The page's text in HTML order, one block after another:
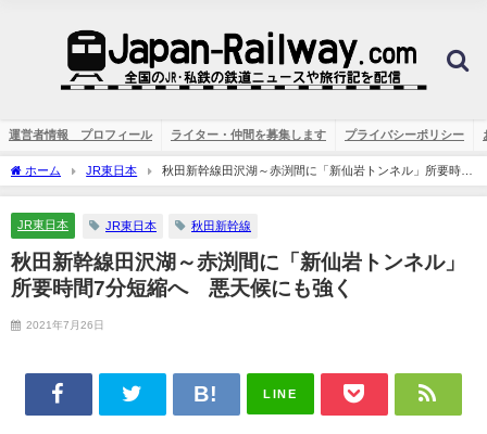
運営者情報 プロフィール ライター・仲間を募集します プライバシーポリシー
ホーム JR東日本
秋田新幹線田沢湖～赤渕間に「新仙岩トンネル」所要時間
7分短縮へ 悪天候にも強く
JR東日本 JR東日本 秋田新幹線
秋田新幹線田沢湖～赤渕間に「新仙岩トンネル」
所要時間7分短縮へ 悪天候にも強く
2021年7月26日
LINE